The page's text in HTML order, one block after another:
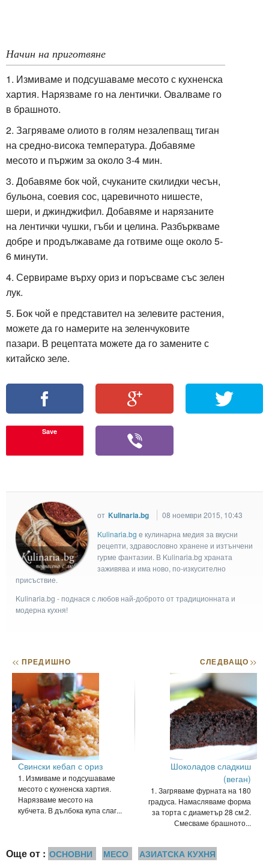
Начин на приготвяне
1. Измиваме и подсушаваме месото с кухненска
хартия. Нарязваме го на лентички. Овалваме го
в брашното.
2. Загряваме олиото в голям незалепващ тиган
на средно-висока температура. Добавяме
месото и пържим за около 3-4 мин.
3. Добавяме бок чой, счуканите скилидки чесън,
бульона, соевия сос, царевичното нишесте,
шери, и джинджифил. Добавяме и нарязаните
на лентички чушки, гъби и целина. Разбъркваме
добре и продължаваме да готвиме още около 5-
6 минути.
4. Сервираме върху ориз и поръсваме със зелен
лук.
5. Бок чой е представител на зелевите растения,
можете да го намерите на зеленчуковите
пазари. В рецептата можете да го замените с
китайско зеле.
Save
от Kulinaria.bg
08 ноември 2015, 10:43
Kulinaria.bg e кулинарна медия за вкусни
рецепти, здравословно хранене и изтънчени
гурме фантазии. В Kulinaria.bg храната
заживява и има ново, по-изкусително
присъствие.
Kulinaria.bg - поднася с любов най-доброто от традиционната и
модерна кухня!
<< ПРЕДИШНО
Свински кебап с ориз
1. Измиваме и подсушаваме
месото с кухненска хартия.
Нарязваме месото на
кубчета. В дълбока купа слаг...
СЛЕДВАЩО>>
Шоколадов сладкиш
(веган)
1. Загряваме фурната на 180
градуса. Намасляваме форма
за торта с диаметър 28 см.2.
Смесваме брашното...
Още от : ОСНОВНИ МЕСО АЗИАТСКА КУХНЯ